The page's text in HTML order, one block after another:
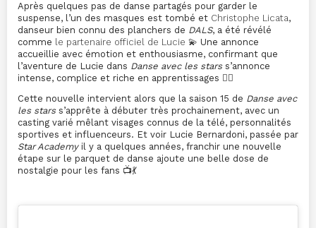
Après quelques pas de danse partagés pour garder le
suspense, l’un des masques est tombé et Christophe Licata,
danseur bien connu des planchers de DALS, a été révélé
comme le partenaire officiel de Lucie 💫 Une annonce
accueillie avec émotion et enthousiasme, confirmant que
l’aventure de Lucie dans Danse avec les starss’annonce
intense, complice et riche en apprentissages 👯‍♂️
Cette nouvelle intervient alors que la saison 15 de Danse avec
les starss’apprête à débuter très prochainement, avec un
casting varié mêlant visages connus de la télé, personnalités
sportives et influenceurs. Et voir Lucie Bernardoni, passée par
Star Academyil y a quelques années, franchir une nouvelle
étape sur le parquet de danse ajoute une belle dose de
nostalgie pour les fans 📺💃